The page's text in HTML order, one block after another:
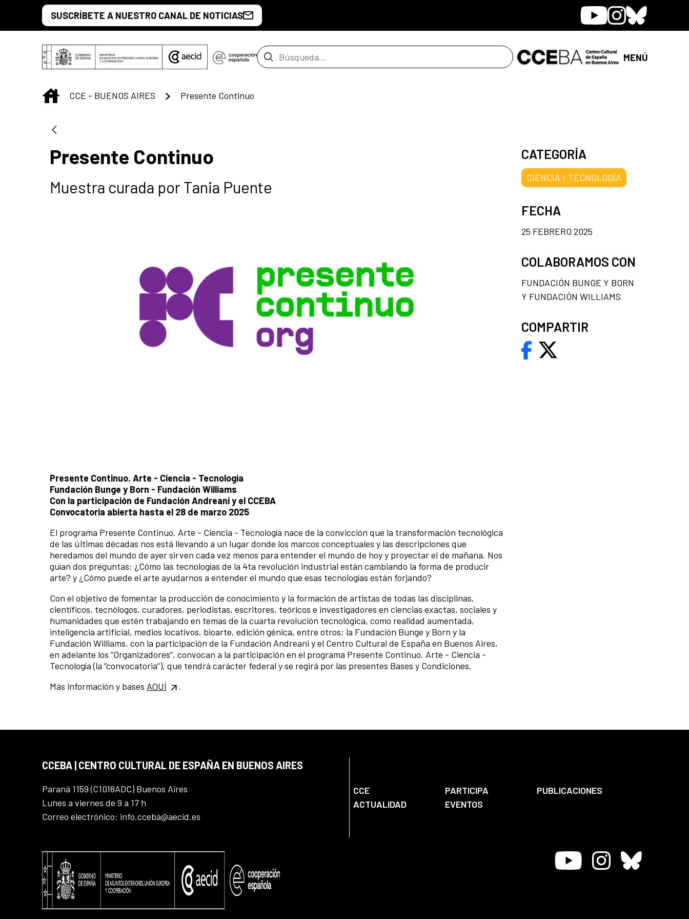
Saltar al contenido principal
SUSCRÍBETE A NUESTRO CANAL DE NOTICIAS YoutubeInstagram
Bluesky
Barra de búsqueda MENÚ
INICIO
CCE - BUENOS AIRES Presente Continuo
Presente Continuo
Muestra curada por Tania Puente
Presente Continuo. Arte - Ciencia - Tecnología
Fundación Bunge y Born - Fundación Williams
Con la participación de Fundación Andreani y el CCEBA
Convocatoria abierta hasta el 28 de marzo 2025
El programa Presente Continuo. Arte - Ciencia - Tecnología nace de la convicción que la transformación tecnológica
de las últimas décadas nos está llevando a un lugar donde los marcos conceptuales y las descripciones que
heredamos del mundo de ayer sirven cada vez menos para entender el mundo de hoy y proyectar el de mañana. Nos
guían dos preguntas: ¿Cómo las tecnologías de la 4ta revolución industrial están cambiando la forma de producir
arte? y ¿Cómo puede el arte ayudarnos a entender el mundo que esas tecnologías están forjando?
Con el objetivo de fomentar la producción de conocimiento y la formación de artistas de todas las disciplinas,
científicos, tecnólogos, curadores, periodistas, escritores, teóricos e investigadores en ciencias exactas, sociales y
humanidades que estén trabajando en temas de la cuarta revolución tecnológica, como realidad aumentada,
inteligencia artificial, medios locativos, bioarte, edición génica, entre otros; la Fundación Bunge y Born y la
Fundación Williams, con la participación de la Fundación Andreani y el Centro Cultural de España en Buenos Aires,
en adelante los “Organizadores”, convocan a la participación en el programa Presente Continuo. Arte - Ciencia -
Tecnología (la “convocatoria”), que tendrá carácter federal y se regirá por las presentes Bases y Condiciones.
Más información y bases AQUÍ .
CATEGORÍA
CIENCIA / TECNOLOGÍA
FECHA
25 FEBRERO 2025
COLABORAMOS CON
FUNDACIÓN BUNGE Y BORN
Y FUNDACIÓN WILLIAMS
COMPARTIR
CCEBA | CENTRO CULTURAL DE ESPAÑA EN BUENOS AIRES
Paraná 1159 (C1018ADC) Buenos Aires
Lunes a viernes de 9 a 17 h
Correo electrónico: info.cceba@aecid.es
CCE PARTICIPA
PUBLICACIONES
ACTUALIDAD
EVENTOS
Youtube InstagramBluesky